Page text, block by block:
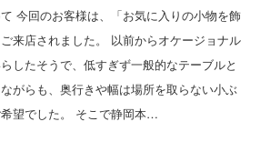
今回のお客様は、「お気に入りの小物を飾
来店されました。 以前からオケージョナル
したそうで、低すぎず一般的なテーブルと
がらも、奥行きや幅は場所を取らない小ぶ
望でした。 そこで静岡本…